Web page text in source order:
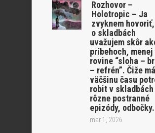
Rozhovor –
Holotropic – Ja
zvyknem
o skladbách
uvažujem skôr
príbehoch, menej
rovine “sloha –
– refrén”. Čiže
väčšinu času
robit v skladbách
rôzne postranné
epizódy, odbočky.
mar 1, 2026